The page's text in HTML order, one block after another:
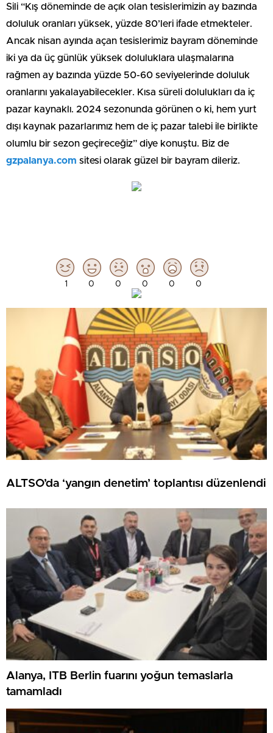
Sili “Kış döneminde de açık olan tesislerimizin ay bazında
doluluk oranları yüksek, yüzde 80’leri ifade etmekteler.
Ancak nisan ayında açan tesislerimiz bayram döneminde
iki ya da üç günlük yüksek doluluklara ulaşmalarına
rağmen ay bazında yüzde 50-60 seviyelerinde doluluk
oranlarını yakalayabilecekler. Kısa süreli dolulukları da iç
pazar kaynaklı. 2024 sezonunda görünen o ki, hem yurt
dışı kaynak pazarlarımız hem de iç pazar talebi ile birlikte
olumlu bir sezon geçireceğiz” diye konuştu. Biz de
gzpalanya.com sitesi olarak güzel bir bayram dileriz.
1 0 0 0 0 0
ALTSO’da ‘yangın denetim’ toplantısı düzenlendi
Alanya, ITB Berlin fuarını yoğun temaslarla
tamamladı